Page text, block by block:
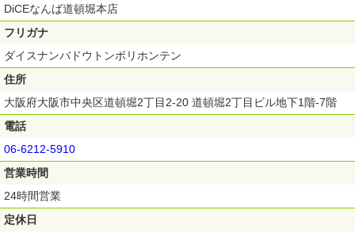
DiCEなんば道頓堀本店
フリガナ
ダイスナンバドウトンボリホンテン
住所
大阪府大阪市中央区道頓堀2丁目2-20 道頓堀2丁目ビル地下1階-7階
電話
06-6212-5910
営業時間
24時間営業
定休日